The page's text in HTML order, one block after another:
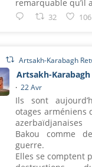
remarquable qu’il
32 106
Artsakh-Karabagh
Artsakh-Karabagh
· 22 Avr
Ils sont
otages arméniens
Bakou comme
guerre.
Elles se comptent